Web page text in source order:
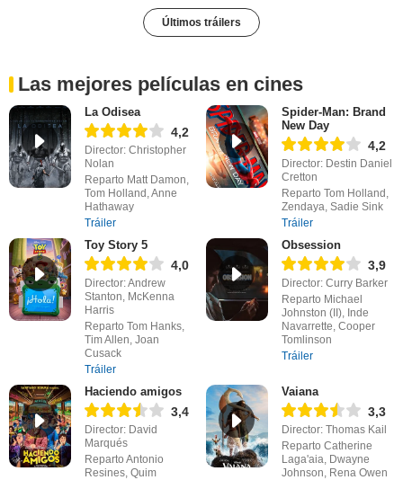
Últimos tráilers
Las mejores películas en cines
La Odisea
4,2
Director: Christopher
Nolan
Reparto Matt Damon,
Tom Holland, Anne
Hathaway
Tráiler
Spider-Man: Brand
New Day
4,2
Director: Destin Daniel
Cretton
Reparto Tom Holland,
Zendaya, Sadie Sink
Tráiler
Toy Story 5
4,0
Director: Andrew
Stanton, McKenna
Harris
Reparto Tom Hanks,
Tim Allen, Joan
Cusack
Tráiler
Obsession
3,9
Director: Curry Barker
Reparto Michael
Johnston (II), Inde
Navarrette, Cooper
Tomlinson
Tráiler
Haciendo amigos
3,4
Director: David
Marqués
Reparto Antonio
Resines, Quim
Vaiana
3,3
Director: Thomas Kail
Reparto Catherine
Laga'aia, Dwayne
Johnson, Rena Owen